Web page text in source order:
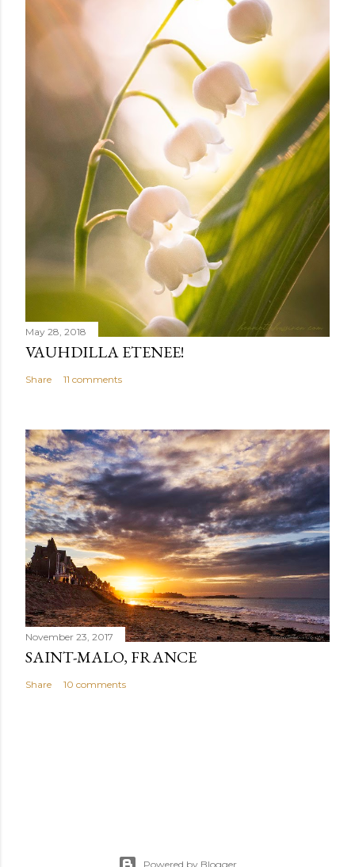
May 28, 2018
VAUHDILLA ETENEE!
Share 11 comments
November 23, 2017
SAINT-MALO, FRANCE
Share 10 comments
Powered by Blogger